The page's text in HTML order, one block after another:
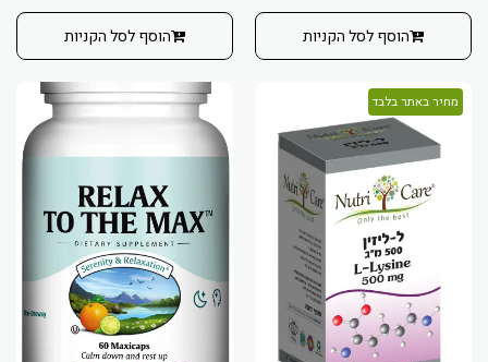
הוסף לסל הקניות הוסף לסל הקניות
מחיר באתר בלבד